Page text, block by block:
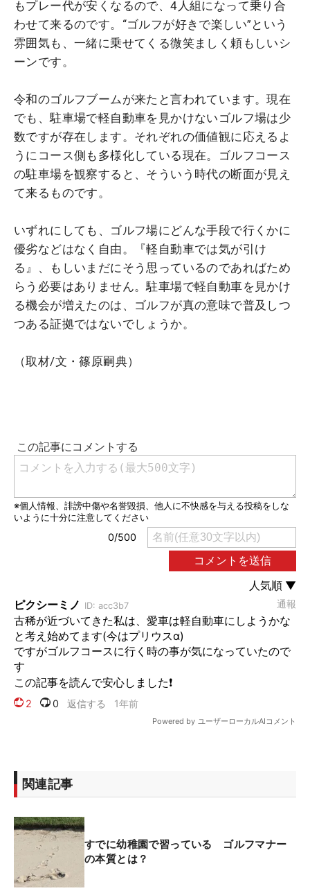
もプレー代が安くなるので、4人組になって乗り合
わせて来るのです。“ゴルフが好きで楽しい”という
雰囲気も、一緒に乗せてくる微笑ましく頼もしいシ
ーンです。
令和のゴルフブームが来たと言われています。現在
でも、駐車場で軽自動車を見かけないゴルフ場は少
数ですが存在します。それぞれの価値観に応えるよ
うにコース側も多様化している現在。ゴルフコース
の駐車場を観察すると、そういう時代の断面が見え
て来るものです。
いずれにしても、ゴルフ場にどんな手段で行くかに
優劣などはなく自由。『軽自動車では気が引け
る』、もしいまだにそう思っているのであればため
らう必要はありません。駐車場で軽自動車を見かけ
る機会が増えたのは、ゴルフが真の意味で普及しつ
つある証拠ではないでしょうか。
（取材/文・篠原嗣典）
関連記事
すでに幼稚園で習っている ゴルフマナー
の本質とは？